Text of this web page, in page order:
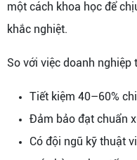
một cách khoa học để
khắc nghiệt.
So với việc doanh nghiệp
Tiết kiệm 40–60%
Đảm bảo đạt chuẩn
Có đội ngũ kỹ thuật